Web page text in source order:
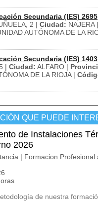
Secundaria (IES) 2695
2 | Ciudad: NAJERA |
AUTÓNOMA DE LA
Secundaria (IES) 1403
| Ciudad: ALFARO |
DE LA RIOJA |
QUE PUEDE
de Instalaciones
2026
| Formacion Profesional
de nuestra